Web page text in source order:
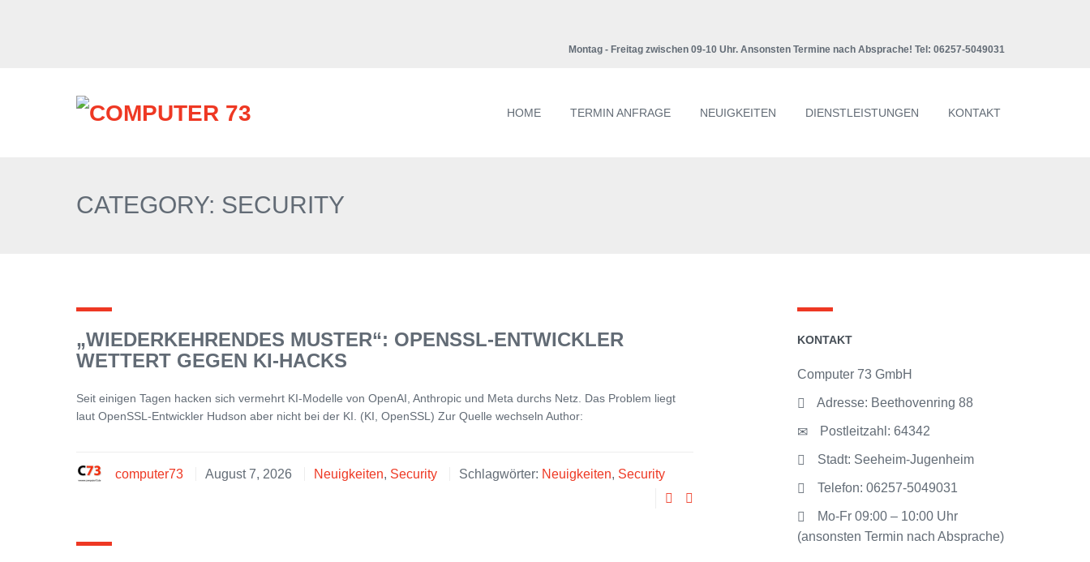
HOME TERMIN ANFRAGE NEUIGKEITEN DIENSTLEISTUNGEN KONTAKT
Montag - Freitag zwischen 09-10 Uhr. Ansonsten Termine nach Absprache! Tel: 06257-5049031
CATEGORY: SECURITY
„WIEDERKEHRENDES MUSTER“: OPENSSL-ENTWICKLER
WETTERT GEGEN KI-HACKS
Seit einigen Tagen hacken sich vermehrt KI-Modelle von OpenAI, Anthropic und Meta durchs Netz. Das Problem liegt
laut OpenSSL-Entwickler Hudson aber nicht bei der KI. (KI, OpenSSL) Zur Quelle wechseln Author:
computer73 August 7, 2026 Neuigkeiten, Security Schlagwörter: Neuigkeiten, Security
KONTAKT
Computer 73 GmbH
Adresse: Beethovenring 88
Postleitzahl: 64342
Stadt: Seeheim-Jugenheim
Telefon: 06257-5049031
Mo-Fr 09:00 – 10:00 Uhr
(ansonsten Termin nach Absprache)